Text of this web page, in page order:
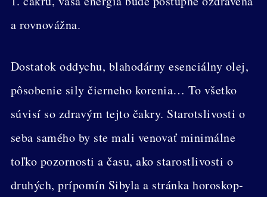
a rovnovážna.
Dostatok oddychu, blahodárny esenciálny olej,
pôsobenie sily čierneho korenia… To všetko
súvisí so zdravým tejto čakry. Starotslivosti o
seba samého by ste mali venovať minimálne
toľko pozornosti a času, ako starostlivosti o
druhých, prípomín Sibyla a stránka horoskop-